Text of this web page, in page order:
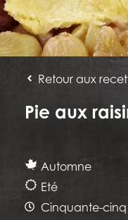
Retour aux
Pie aux
Automne
Eté
Cinquante-cinq